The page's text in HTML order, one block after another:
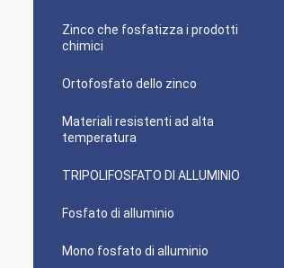
Zinco che fosfatizza i prodotti
chimici
Ortofosfato dello zinco
Materiali resistenti ad alta
temperatura
TRIPOLIFOSFATO DI ALLUMINIO
Fosfato di alluminio
Mono fosfato di alluminio